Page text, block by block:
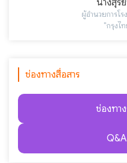
นางสุรี
ผู้อำนวยการโ
"กรุงไ
ช่องทางสื่อสาร
ช่องทา